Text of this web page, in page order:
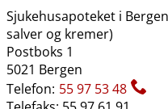
Sjukehusapoteket i
salver og kremer)
Postboks 1
5021 Bergen
Telefon: 55 97 53 48